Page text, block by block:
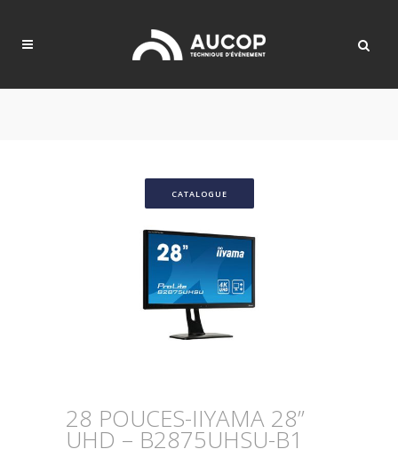
CATALOGUE
28 POUCES-IIYAMA 28’’
UHD – B2875UHSU-B1